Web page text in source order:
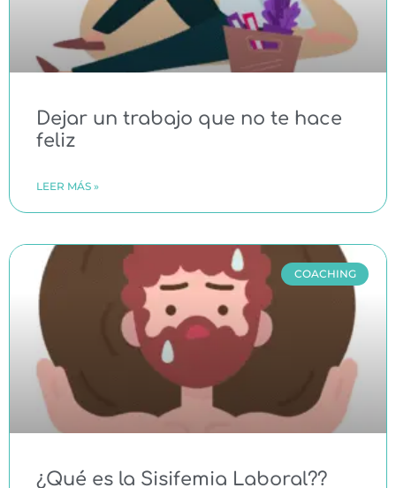
Dejar un trabajo que no te hace
feliz
LEER MÁS »
COACHING
¿Qué es la Sisifemia Laboral??